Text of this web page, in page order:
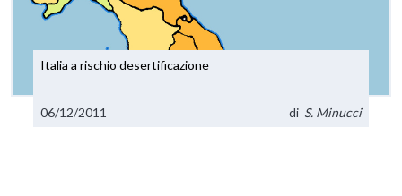
Italia a rischio desertificazione
06/12/2011 di S. Minucci